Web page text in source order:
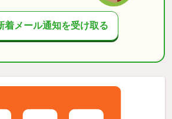
着メール通知を受け取る